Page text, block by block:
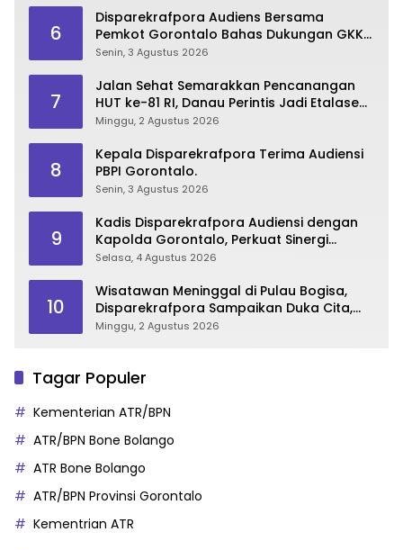
6
Disparekrafpora Audiens Bersama
Pemkot Gorontalo Bahas Dukungan GKK
2026
Senin, 3 Agustus 2026
7
Jalan Sehat Semarakkan Pencanangan
HUT ke-81 RI, Danau Perintis Jadi Etalase
Wisata Gorontalo
Minggu, 2 Agustus 2026
8
Kepala Disparekrafpora Terima Audiensi
PBPI Gorontalo.
Senin, 3 Agustus 2026
9
Kadis Disparekrafpora Audiensi dengan
Kapolda Gorontalo, Perkuat Sinergi
Sukseskan Gorontalo Karnaval Karawo
Selasa, 4 Agustus 2026
10
Wisatawan Meninggal di Pulau Bogisa,
Disparekrafpora Sampaikan Duka Cita,
Imbau Utamakan Keselamatan
Minggu, 2 Agustus 2026
Tagar Populer
Kementerian ATR/BPN
ATR/BPN Bone Bolango
ATR Bone Bolango
ATR/BPN Provinsi Gorontalo
Kementrian ATR